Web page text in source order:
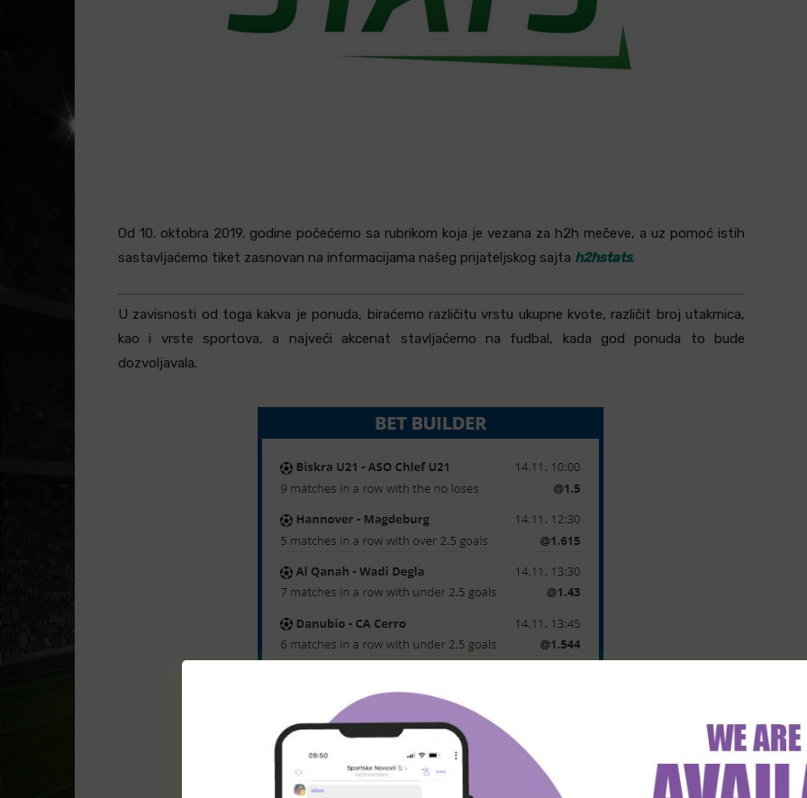
Od 10. oktobra 2019. godine počećemo sa rubrikom koja je vezana za h2h mečeve, a uz pomoć istih
sastavljaćemo tiket zasnovan na informacijama našeg prijateljskog sajta h2hstats.
U zavisnosti od toga kakva je ponuda, biraćemo različitu vrstu ukupne kvote, različit broj utakmica,
kao i vrste sportova, a najveći akcenat stavljaćemo na fudbal, kada god ponuda to bude
dozvoljavala.